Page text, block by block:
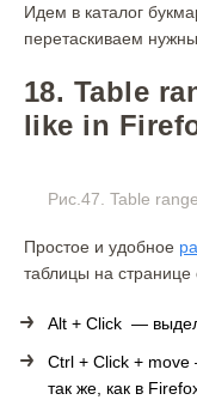
Идем в каталог
перетаскиваем
18. Table
like in
Рис.47. Table
Простое и удобное
таблицы на
Alt + Click —
Ctrl + Click +
так же, как в